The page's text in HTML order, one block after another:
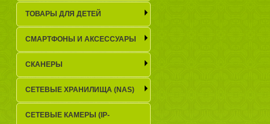
ТОВАРЫ ДЛЯ ДЕТЕЙ
СМАРТФОНЫ И АКСЕССУАРЫ
СКАНЕРЫ
СЕТЕВЫЕ ХРАНИЛИЩА (NAS)
СЕТЕВЫЕ КАМЕРЫ (IP-